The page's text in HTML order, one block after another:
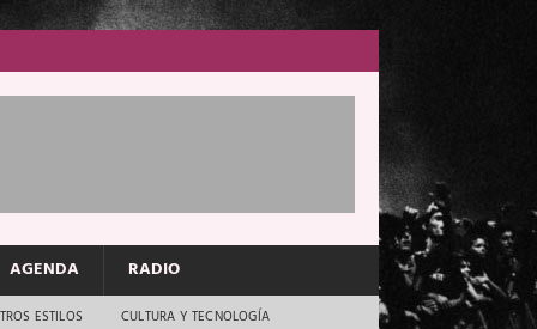
AGENDA RADIO
ESTILOS CULTURA Y TECNOLOGÍA